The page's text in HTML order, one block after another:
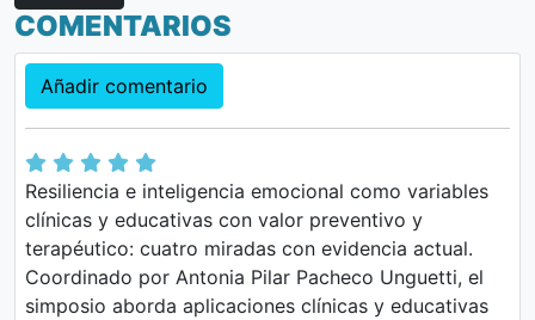
COMENTARIOS
Añadir comentario
Resiliencia e inteligencia emocional como variables
clínicas y educativas con valor preventivo y
terapéutico: cuatro miradas con evidencia actual.
Coordinado por Antonia Pilar Pacheco Unguetti, el
simposio aborda aplicaciones clínicas y educativas